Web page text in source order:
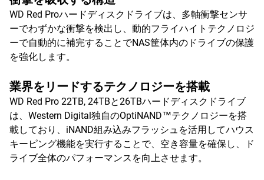
WD Red Proハードディスクドライブは、多軸衝撃センサ
ーでわずかな衝撃を検出し、動的フライハイトテクノロジ
ーで自動的に補完することでNAS筐体内のドライブの保護
を強化します。
業界をリードするテクノロジーを搭載
WD Red Pro 22TB, 24TBと26TBハードディスクドライブ
は、Western Digital独自のOptiNAND™テクノロジーを搭
載しており、iNAND組み込みフラッシュを活用してハウス
キーピング機能を実行することで、空き容量を確保し、ド
ライブ全体のパフォーマンスを向上させます。